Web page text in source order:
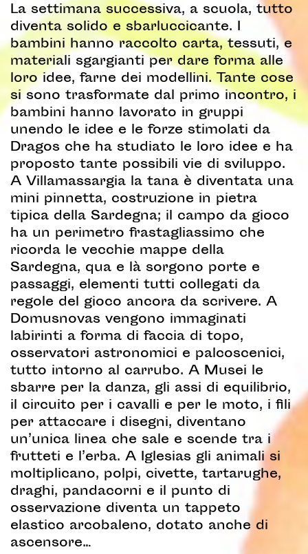
La settimana successiva, a scuola, tutto
diventa solido e sbarluccicante. I
bambini hanno raccolto carta, tessuti, e
materiali sgargianti per dare forma alle
loro idee, farne dei modellini. Tante cose
si sono trasformate dal primo incontro, i
bambini hanno lavorato in gruppi
unendo le idee e le forze stimolati da
Dragos che ha studiato le loro idee e ha
proposto tante possibili vie di sviluppo.
A Villamassargia la tana è diventata una
mini pinnetta, costruzione in pietra
tipica della Sardegna; il campo da gioco
ha un perimetro frastagliassimo che
ricorda le vecchie mappe della
Sardegna, qua e là sorgono porte e
passaggi, elementi tutti collegati da
regole del gioco ancora da scrivere. A
Domusnovas vengono immaginati
labirinti a forma di faccia di topo,
osservatori astronomici e palcoscenici,
tutto intorno al carrubo. A Musei le
sbarre per la danza, gli assi di equilibrio,
il circuito per i cavalli e per le moto, i fili
per attaccare i disegni, diventano
un’unica linea che sale e scende tra i
frutteti e l’erba. A Iglesias gli animali si
moltiplicano, polpi, civette, tartarughe,
draghi, pandacorni e il punto di
osservazione diventa un tappeto
elastico arcobaleno, dotato anche di
ascensore…